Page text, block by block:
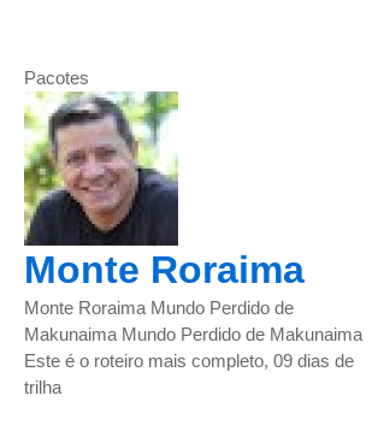
Pacotes
Monte Roraima
Monte Roraima Mundo Perdido de
Makunaima Mundo Perdido de Makunaima
Este é o roteiro mais completo, 09 dias de
trilha